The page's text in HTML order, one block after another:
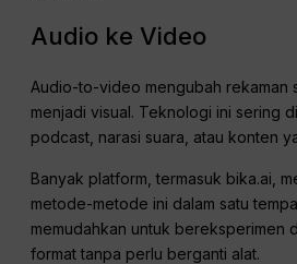
Audio ke Video
Audio-to-video mengubah rekaman
menjadi visual. Teknologi ini sering
podcast, narasi suara, atau konten
Banyak platform, termasuk bika.ai,
metode-metode ini dalam satu
memudahkan untuk bereksperimen
format tanpa perlu berganti alat.